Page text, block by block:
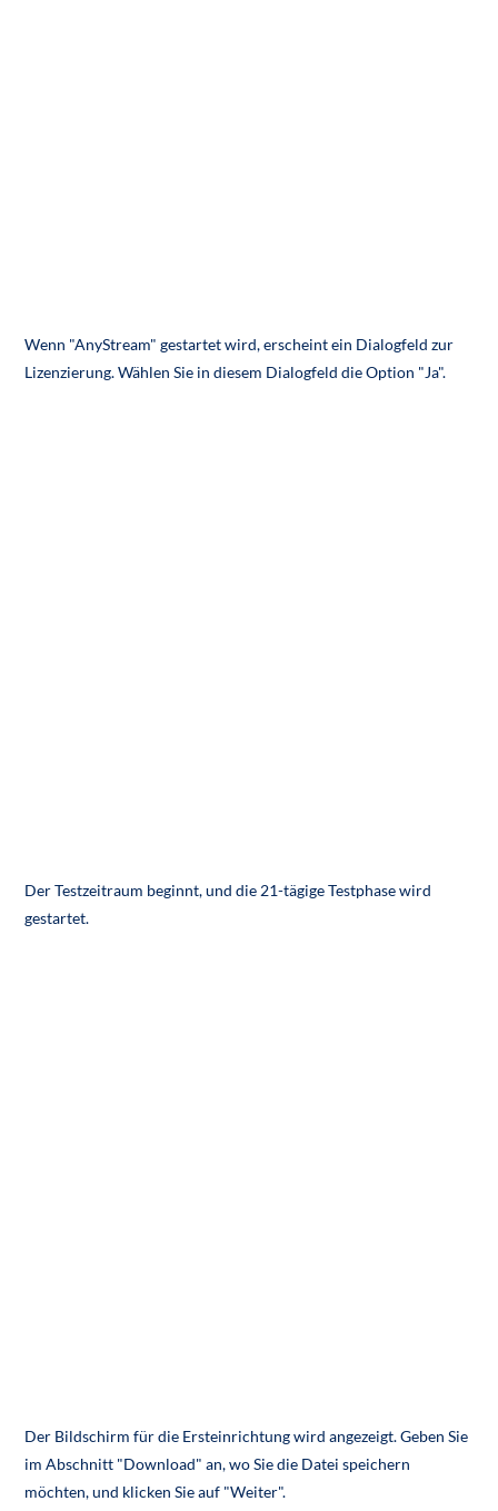
Wenn "AnyStream" gestartet wird, erscheint ein Dialogfeld zur
Lizenzierung. Wählen Sie in diesem Dialogfeld die Option "Ja".
Der Testzeitraum beginnt, und die 21-tägige Testphase wird
gestartet.
Der Bildschirm für die Ersteinrichtung wird angezeigt. Geben Sie
im Abschnitt "Download" an, wo Sie die Datei speichern
möchten, und klicken Sie auf "Weiter".